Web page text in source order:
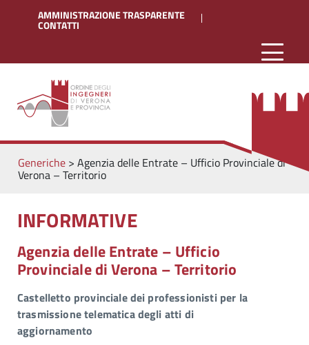
AMMINISTRAZIONE TRASPARENTE
CONTATTI
Generiche> Agenzia delle Entrate – Ufficio Provinciale di
Verona – Territorio
INFORMATIVE
Agenzia delle Entrate – Ufficio
Provinciale di Verona – Territorio
Castelletto provinciale dei professionisti per la
trasmissione telematica degli atti di
aggiornamento